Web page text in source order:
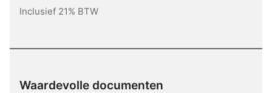
Inclusief 21% BTW
Waardevolle documenten